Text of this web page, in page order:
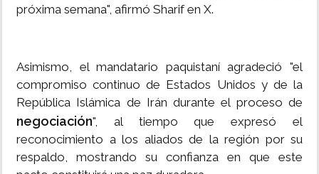
próxima semana", afirmó Sharif en X.
Asimismo, el mandatario paquistaní agradeció "el
compromiso continuo de Estados Unidos y de la
República Islámica de Irán durante el proceso de
negociación", al tiempo que expresó el
reconocimiento a los aliados de la región por su
respaldo, mostrando su confianza en que este